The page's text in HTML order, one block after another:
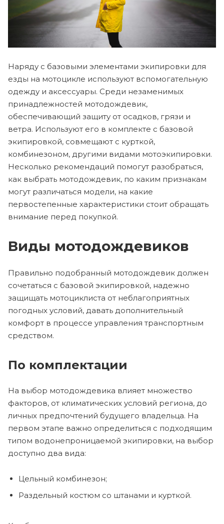
Наряду с базовыми элементами экипировки для
езды на мотоцикле используют вспомогательную
одежду и аксессуары. Среди незаменимых
принадлежностей мотодождевик,
обеспечивающий защиту от осадков, грязи и
ветра. Используют его в комплекте с базовой
экипировкой, совмещают с курткой,
комбинезоном, другими видами мотоэкипировки.
Несколько рекомендаций помогут разобраться,
как выбрать мотодождевик, по каким признакам
могут различаться модели, на какие
первостепенные характеристики стоит обращать
внимание перед покупкой.
Виды мотодождевиков
Правильно подобранный мотодождевик должен
сочетаться с базовой экипировкой, надежно
защищать мотоциклиста от неблагоприятных
погодных условий, давать дополнительный
комфорт в процессе управления транспортным
средством.
По комплектации
На выбор мотодождевика влияет множество
факторов, от климатических условий региона, до
личных предпочтений будущего владельца. На
первом этапе важно определиться с подходящим
типом водонепроницаемой экипировки, на выбор
доступно два вида:
Цельный комбинезон;
Раздельный костюм со штанами и курткой.